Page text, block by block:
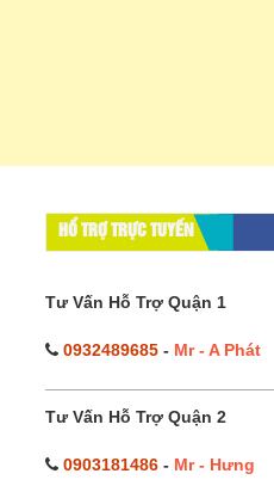
HỔ TRỢ TRỰC TUYẾN
Tư Vấn Hỗ Trợ Quận 1
0932489685 - Mr - A Phát
Tư Vấn Hỗ Trợ Quận 2
0903181486 - Mr - Hưng